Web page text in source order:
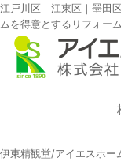
江戸川区｜江東区｜墨田
ムを得意とするリフォー
伊東精観堂/アイエスホー